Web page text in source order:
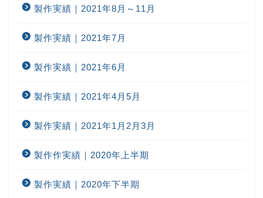
製作実績｜2021年8月～11月
製作実績｜2021年7月
製作実績｜2021年6月
製作実績｜2021年4月5月
製作実績｜2021年1月2月3月
製作作実績｜2020年上半期
製作実績｜2020年下半期